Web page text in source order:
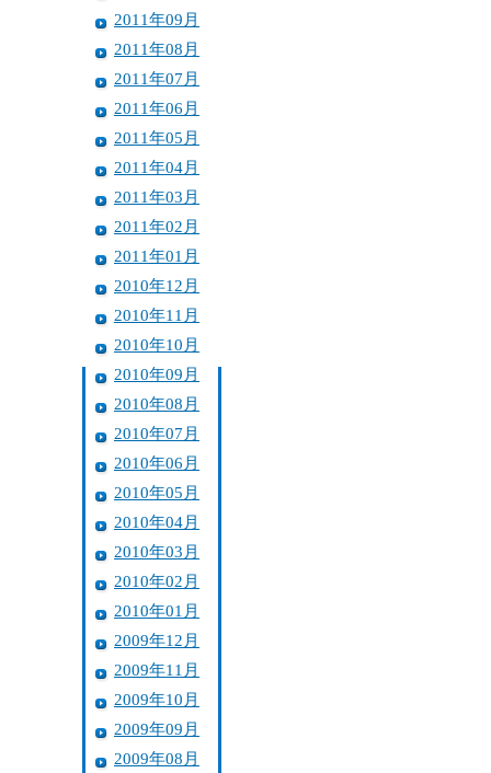
2011年09月
2011年08月
2011年07月
2011年06月
2011年05月
2011年04月
2011年03月
2011年02月
2011年01月
2010年12月
2010年11月
2010年10月
2010年09月
2010年08月
2010年07月
2010年06月
2010年05月
2010年04月
2010年03月
2010年02月
2010年01月
2009年12月
2009年11月
2009年10月
2009年09月
2009年08月